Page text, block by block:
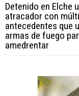
Detenido en Elche
atracador con
antecedentes que
armas de fuego
amedrentar